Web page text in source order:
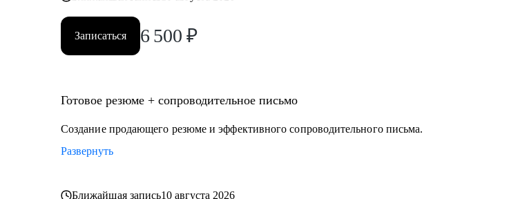
Записаться 6 500 ₽
Готовое резюме + сопроводительное письмо
Создание продающего резюме и эффективного сопроводительного письма.
Развернуть
Ближайшая запись10 августа 2026